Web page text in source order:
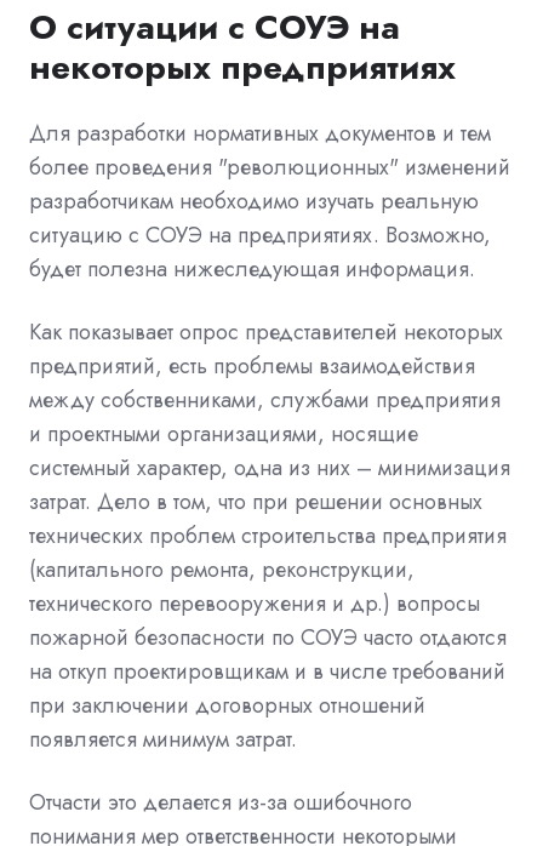
О ситуации с СОУЭ на
некоторых предприятиях
Для разработки нормативных документов и тем
более проведения "революционных" изменений
разработчикам необходимо изучать реальную
ситуацию с СОУЭ на предприятиях. Возможно,
будет полезна нижеследующая информация.
Как показывает опрос представителей некоторых
предприятий, есть проблемы взаимодействия
между собственниками, службами предприятия
и проектными организациями, носящие
системный характер, одна из них – минимизация
затрат. Дело в том, что при решении основных
технических проблем строительства предприятия
(капитального ремонта, реконструкции,
технического перевооружения и др.) вопросы
пожарной безопасности по СОУЭ часто отдаются
на откуп проектировщикам и в числе требований
при заключении договорных отношений
появляется минимум затрат.
Отчасти это делается из-за ошибочного
понимания мер ответственности некоторыми